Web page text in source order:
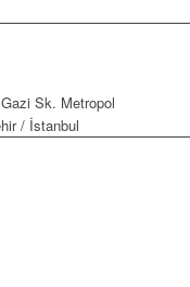
Sk. Metropol
/ İstanbul